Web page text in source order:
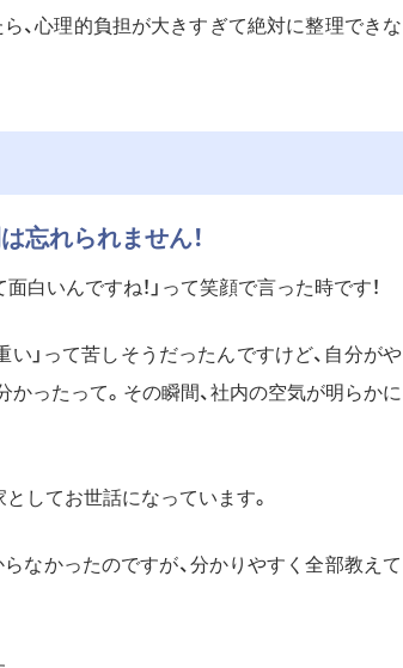
、心理的負担が大きすぎて絶対に整理できな
忘れられません！
白いんですね！」って笑顔で言った時です！
」って苦しそうだったんですけど、自分がや
ったって。その瞬間、社内の空気が明らかに
してお世話になっています。
なかったのですが、分かりやすく全部教えて